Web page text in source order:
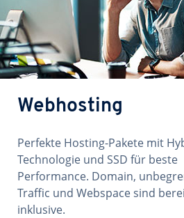
Webhosting
Perfekte Hosting-Pakete mit
Technologie und SSD für beste
Performance. Domain,
Traffic und Webspace sind
inklusive.